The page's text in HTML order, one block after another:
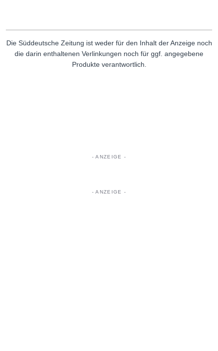
Die Süddeutsche Zeitung ist weder für den Inhalt der Anzeige noch
die darin enthaltenen Verlinkungen noch für ggf. angegebene
Produkte verantwortlich.